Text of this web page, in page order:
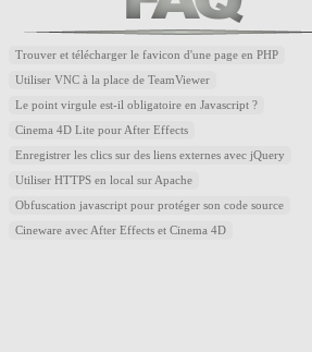
Trouver et télécharger le favicon d'une page en PHP
Utiliser VNC à la place de TeamViewer
Le point virgule est-il obligatoire en Javascript ?
Cinema 4D Lite pour After Effects
Enregistrer les clics sur des liens externes avec jQuery
Utiliser HTTPS en local sur Apache
Obfuscation javascript pour protéger son code source
Cineware avec After Effects et Cinema 4D